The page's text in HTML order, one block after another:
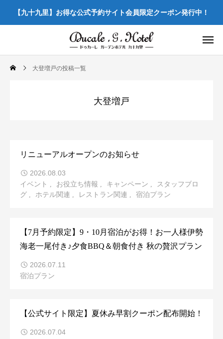
【九十九里】お得な公式予約サイト会員限定クーポン発行中！
大登増戸の投稿一覧
大登増戸
リニューアルオープンのお知らせ
2026.08.03
イベント お役立ち情報 キャンペーン
スタッフブロ
グ
ホテル関連 レストラン関連 宿泊プラン
【7月予約限定】9・10月宿泊がお得！お一人様伊勢
海老一尾付き♪夕食BBQ＆朝食付き 秋の贅沢プラン
2026.07.11
宿泊プラン
【公式サイト限定】夏休み早割クーポン配布開始！
2026.07.04